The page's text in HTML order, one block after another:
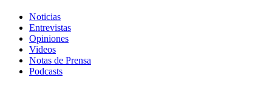
Noticias
Entrevistas
Opiniones
Videos
Notas de Prensa
Podcasts